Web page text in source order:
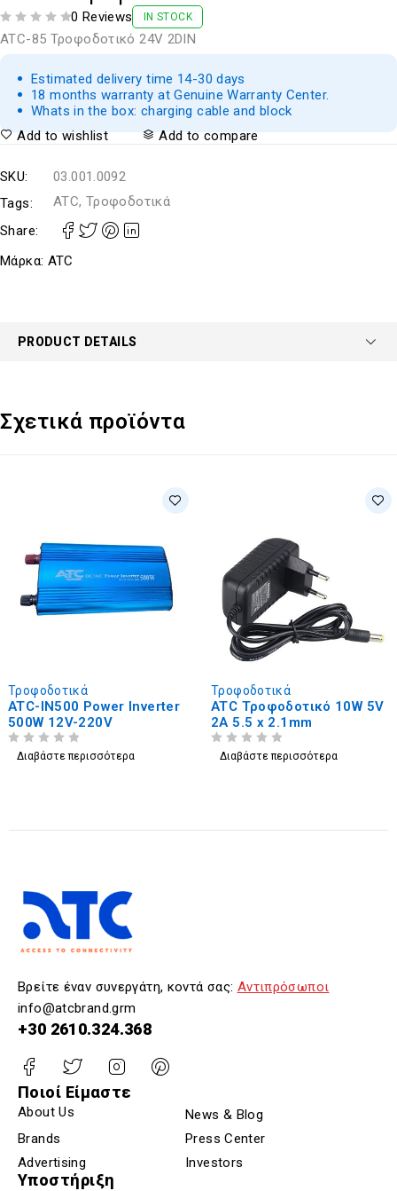
0 Reviews IN STOCK
ATC-85 Τροφοδοτικό 24V 2DIN
Estimated delivery time 14-30 days
18 months warranty at Genuine Warranty Center.
Whats in the box: charging cable and block
Add to wishlist
Add to compare
SKU:
03.001.0092
Tags:
ATC, Τροφοδοτικά
Share:
Μάρκα: ATC
PRODUCT DETAILS
Σχετικά προϊόντα
Τροφοδοτικά
ATC-IN500 Power Inverter
500W 12V-220V
Διαβάστε περισσότερα
Τροφοδοτικά
ATC Τροφοδοτικό 10W 5V
2A 5.5 x 2.1mm
Διαβάστε περισσότερα
Βρείτε έναν συνεργάτη, κοντά σας: Αντιπρόσωποι
info@atcbrand.grm
+30 2610.324.368
Ποιοί Είμαστε
About Us
News & Blog
Brands
Press Center
Advertising
Investors
Υποστήριξη